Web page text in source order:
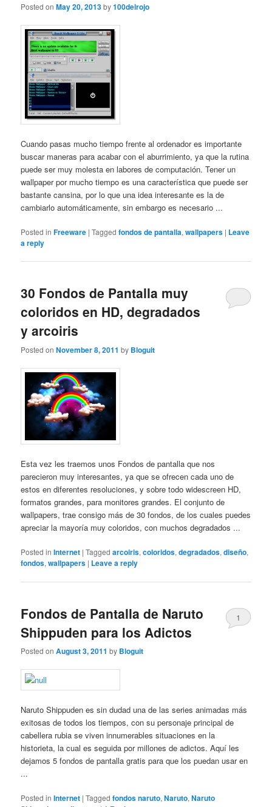
Posted onMay 20, 2013by100delrojo
Cuando pasas mucho tiempo frente al ordenador es importante
buscar maneras para acabar con el aburrimiento, ya que la rutina
puede ser muy molesta en labores de computación. Tener un
wallpaper por mucho tiempo es una característica que puede ser
bastante cansina, por lo que una idea interesante es la de
cambiarlo automáticamente, sin embargo es necesario ...
Posted in Freeware |Tagged fondos de pantalla,wallpapers | Leave
a reply
30 Fondos de Pantalla muy
coloridos en HD, degradados
y arcoiris
Posted onNovember 8, 2011 by Bloguit
Esta vez les traemos unos Fondos de pantalla que nos
parecieron muy interesantes, ya que se ofrecen cada uno de
estos en diferentes resoluciones, y sobre todo widescreen HD,
formatos grandes, para monitores grandes. El conjunto de
wallpapers, trae consigo más de 30 fondos, de los cuales puedes
apreciar la mayoría muy coloridos, con muchos degradados ...
Posted in Internet |Tagged arcoiris,coloridos,degradados,diseño,
fondos,wallpapers | Leave a reply
Fondos de Pantalla de Naruto
Shippuden para los Adictos
Posted onAugust 3, 2011 by Bloguit
1
Naruto Shippuden es sin dudad una de las series animadas más
exitosas de todos los tiempos, con su personaje principal de
cabellera rubia se viven innumerables situaciones en la
historieta, la cual es seguida por millones de adictos. Aquí les
dejamos 5 fondos de pantalla gratis para que los puedan usar en
...
Posted in Internet |Tagged fondos naruto,Naruto,Naruto